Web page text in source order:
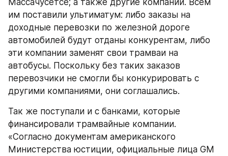
им поставили ультиматум: либо заказы на
доходные перевозки по железной дороге
автомобилей будут отданы конкурентам, либо
эти компании заменят свои трамваи на
автобусы. Поскольку без таких заказов
перевозчики не смогли бы конкурировать с
другими компаниями, они соглашались.
Так же поступали и с банками, которые
финансировали трамвайные компании.
«Согласно документам американского
Министерства юстиции, официальные лица GM